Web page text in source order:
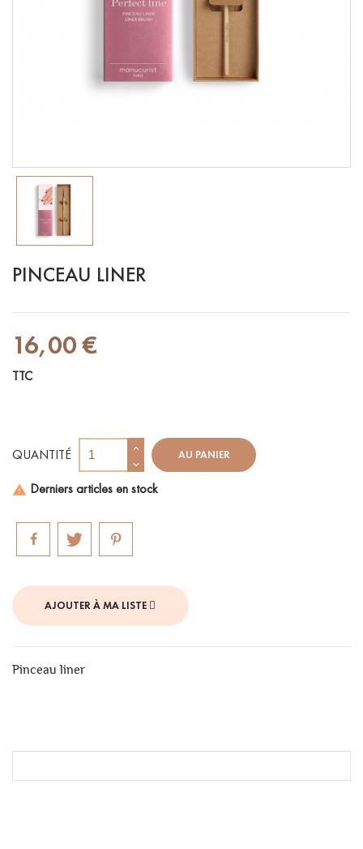
PINCEAU LINER
16,00 €
TTC
QUANTITÉ AU PANIER
 Derniers articles en stock
AJOUTER À MA LISTE
Pinceau liner